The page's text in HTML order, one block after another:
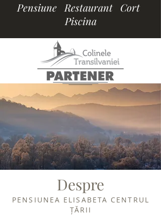
Pensiune Restaurant Cort
Piscina
Despre
PENSIUNEA ELISABETA CENTRUL
ȚĂRII